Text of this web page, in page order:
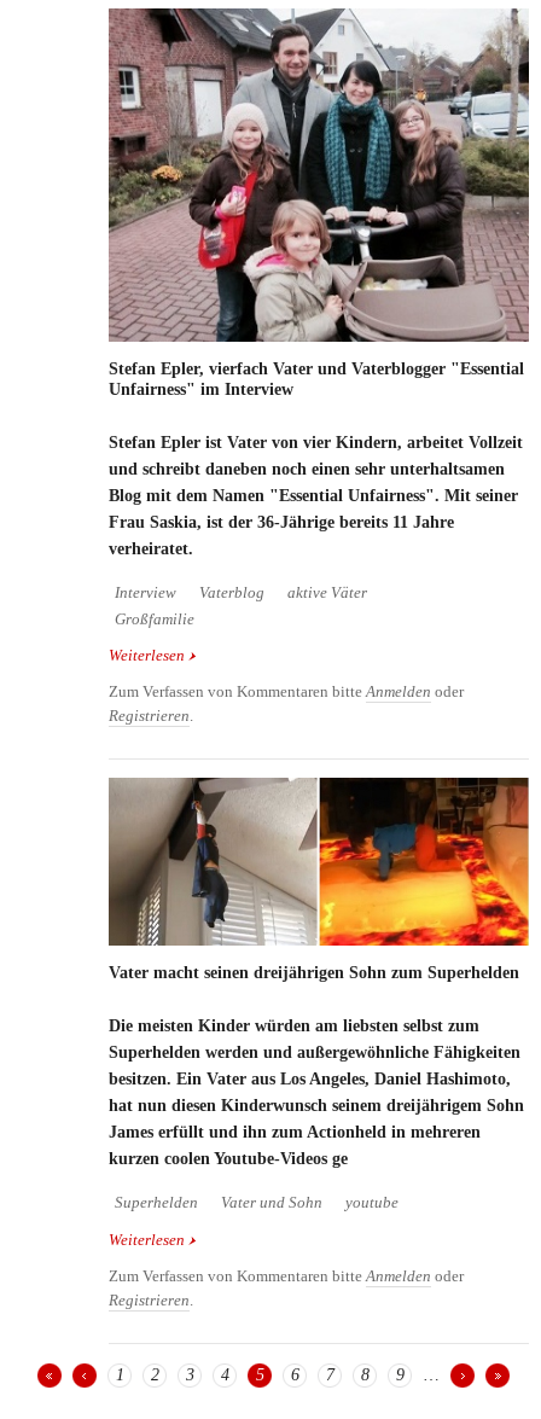
Stefan Epler, vierfach Vater und Vaterblogger "Essential
Unfairness" im Interview
Stefan Epler ist Vater von vier Kindern, arbeitet Vollzeit
und schreibt daneben noch einen sehr unterhaltsamen
Blog mit dem Namen "Essential Unfairness". Mit seiner
Frau Saskia, ist der 36-Jährige bereits 11 Jahre
verheiratet.
Interview Vaterblog
aktive Väter
Großfamilie
Weiterlesen über Stefan Epler, vierfach Vater und Vaterblogger
Zum Verfassen von Kommentaren bitteAnmelden oder
Registrieren.
Vater macht seinen dreijährigen Sohn zum Superhelden
Die meisten Kinder würden am liebsten selbst zum
Superhelden werden und außergewöhnliche Fähigkeiten
besitzen. Ein Vater aus Los Angeles, Daniel Hashimoto,
hat nun diesen Kinderwunsch seinem dreijährigem Sohn
James erfüllt und ihn zum Actionheld in mehreren
kurzen coolen Youtube-Videos ge
Superhelden Vater und Sohn youtube
Weiterlesen über Vater macht seinen dreijährigen Sohn zum
Zum Verfassen von Kommentaren bitte Anmelden oder
Registrieren
1 2 3 4 5 6 7 8 9